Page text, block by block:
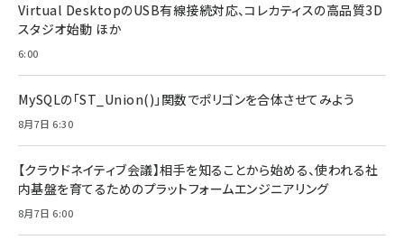
Virtual DesktopのUSB有線接続対応、コレカティスの高品質3D
スタジオ始動 ほか
6:00
MySQLの「ST_Union()」関数でポリゴンを合体させてみよう
8月7日 6:30
【クラウドネイティブ会議】相手を知ることから始める、使われる社
内基盤を育てるためのプラットフォームエンジニアリング
8月7日 6:00